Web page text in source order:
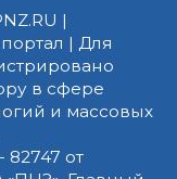
|
| Для
в сфере
и массовых
от